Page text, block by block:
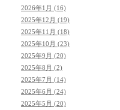
2026年1月 (16)
2025年12月 (19)
2025年11月 (18)
2025年10月 (23)
2025年9月 (20)
2025年8月 (2)
2025年7月 (14)
2025年6月 (24)
2025年5月 (20)